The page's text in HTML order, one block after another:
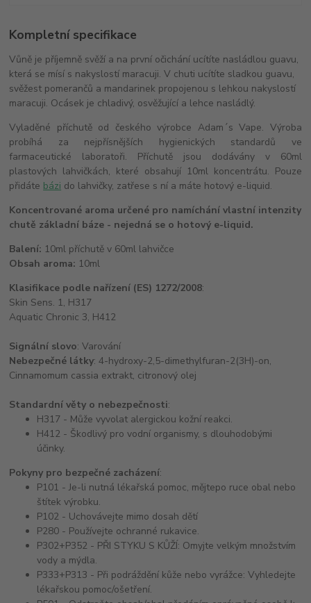
Kompletní specifikace
Vůně je příjemně svěží a na první očichání ucítíte nasládlou guavu,
která se mísí s nakyslostí maracuji. V chuti ucítíte sladkou guavu,
svěžest pomerančů a mandarinek propojenou s lehkou nakyslostí
maracuji. Ocásek je chladivý, osvěžující a lehce nasládlý.
Vyladěné příchutě od českého výrobce Adam´s Vape. Výroba
probíhá za nejpřísnějších hygienických standardů ve
farmaceutické laboratoři. Příchutě jsou dodávány v 60ml
plastových lahvičkách, které obsahují 10ml koncentrátu. Pouze
přidáte bázi do lahvičky, zatřese s ní a máte hotový e-liquid.
Koncentrované aroma určené pro namíchání vlastní intenzity
chutě základní báze - nejedná se o hotový e-liquid.
Balení: 10ml příchutě v 60ml lahvičce
Obsah aroma: 10ml
Klasifikace podle nařízení (ES) 1272/2008:
Skin Sens. 1, H317
Aquatic Chronic 3, H412
Signální slovo: Varování
Nebezpečné látky: 4-hydroxy-2,5-dimethylfuran-2(3H)-on,
Cinnamomum cassia extrakt, citronový olej
Standardní věty o nebezpečnosti:
H317 - Může vyvolat alergickou kožní reakci.
H412 - Škodlivý pro vodní organismy, s dlouhodobými
účinky.
Pokyny pro bezpečné zacházení:
P101 - Je-li nutná lékařská pomoc, mějtepo ruce obal nebo
štítek výrobku.
P102 - Uchovávejte mimo dosah dětí
P280 - Používejte ochranné rukavice.
P302+P352 - PŘI STYKU S KŮŽÍ: Omyjte velkým množstvím
vody a mýdla.
P333+P313 - Při podráždění kůže nebo vyrážce: Vyhledejte
lékařskou pomoc/ošetření.